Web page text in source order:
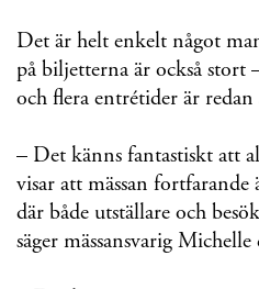
Det är helt enkelt något
på biljetterna är också stort
och flera entrétider är redan
– Det känns fantastiskt att
visar att mässan
där både utställare och
säger mässansvarig